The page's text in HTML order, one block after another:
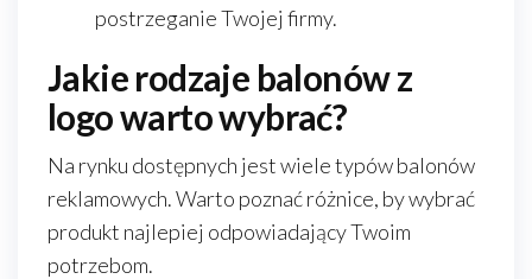
postrzeganie Twojej firmy.
Jakie rodzaje balonów z
logo warto wybrać?
Na rynku dostępnych jest wiele typów balonów
reklamowych. Warto poznać różnice, by wybrać
produkt najlepiej odpowiadający Twoim
potrzebom.